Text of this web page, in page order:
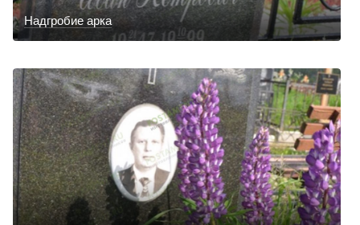
Надгробие арка